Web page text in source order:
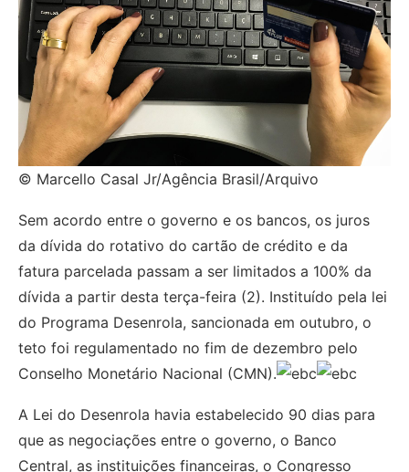
© Marcello Casal Jr/Agência Brasil/Arquivo
Sem acordo entre o governo e os bancos, os juros
da dívida do rotativo do cartão de crédito e da
fatura parcelada passam a ser limitados a 100% da
dívida a partir desta terça-feira (2). Instituído pela lei
do Programa Desenrola, sancionada em outubro, o
teto foi regulamentado no fim de dezembro pelo
Conselho Monetário Nacional (CMN).
A Lei do Desenrola havia estabelecido 90 dias para
que as negociações entre o governo, o Banco
Central, as instituições financeiras, o Congresso